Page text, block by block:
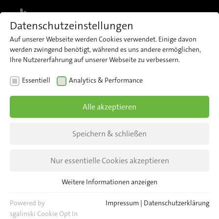
IRMA MATRIX – German
Design Award 2019 Special
Mention
Es ist offiziell: Unser Zählsensor IRMA MATRIX
Kategorie „Automotive Parts and Accessories“
mit einem „Special Mention“ ausgezeichnet.
Datenschutzeinstellungen
Auf unserer Webseite werden Cookies verwendet. Einige davon
werden zwingend benötigt, während es uns andere ermöglichen,
Ihre Nutzererfahrung auf unserer Webseite zu verbessern.
Essentiell Analytics & Performance
Alle akzeptieren
Speichern & schließen
Nur essentielle Cookies akzeptieren
Essentielle Cookies werden für grundlegende Funktionen der
Webseite benötigt. Dadurch ist gewährleistet, dass die Webseite
Weitere Informationen anzeigen
Powered by
sgalinski Cookie Opt In
Impressum | Datenschutzerklärung